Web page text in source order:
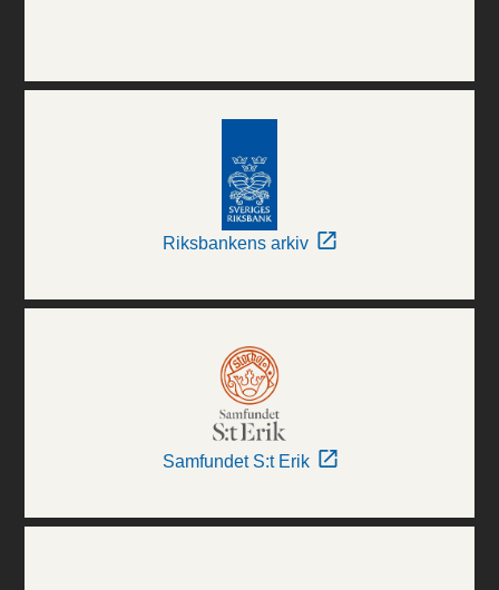
Riksbankens arkiv
Samfundet S:t Erik